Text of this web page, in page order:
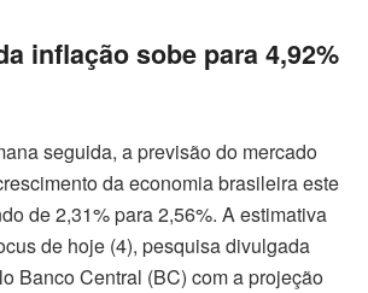
inflação sobe para 4,92%
seguida, a previsão do mercado
da economia brasileira este
de 2,31% para 2,56%. A estimativa
de hoje (4), pesquisa divulgada
Banco Central (BC) com a projeção